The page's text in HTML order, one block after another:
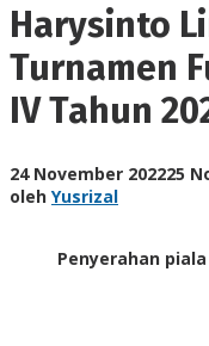
Harysinto
Turnamen
IV Tahun
24 November 202225
oleh Yusrizal
Penyerahan